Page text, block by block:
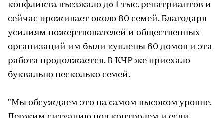
конфликта въезжало до 1 тыс. репатриантов и
сейчас проживает около 80 семей. Благодаря
усилиям пожертвователей и общественных
организаций им были куплены 60 домов и эта
работа продолжается. В КЧР же приехало
буквально несколько семей.
"Мы обсуждаем это на самом высоком уровне.